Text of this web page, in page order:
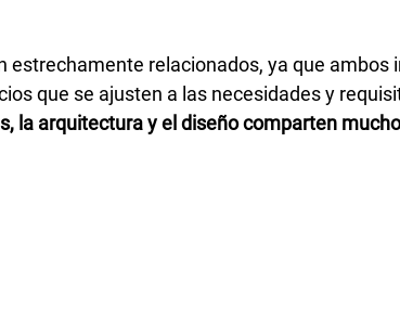
AI
estrechamente relacionados, ya que ambos
que se ajusten a las necesidades y
la arquitectura y el diseño comparten